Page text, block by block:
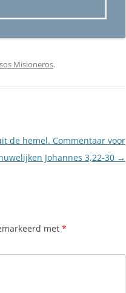
Misioneros.
de hemel. Commentaar voor
Johannes 3,22-30 →
met *